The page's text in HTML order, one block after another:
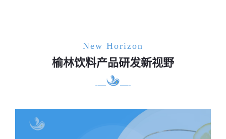
New Horizon
榆林饮料产品研发新视野